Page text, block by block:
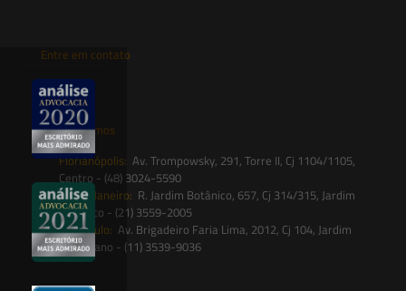
Entre em contato
contato@saesadvogados.com.br
Onde estamos
Florianópolis: Av. Trompowsky, 291, Torre II, Cj 1104/1105,
Centro - (48) 3024-5590
Rio de Janeiro: R. Jardim Botânico, 657, Cj 314/315, Jardim
Botânico - (21) 3559-2005
São Paulo: Av. Brigadeiro Faria Lima, 2012, Cj 104, Jardim
Paulistano - (11) 3539-9036